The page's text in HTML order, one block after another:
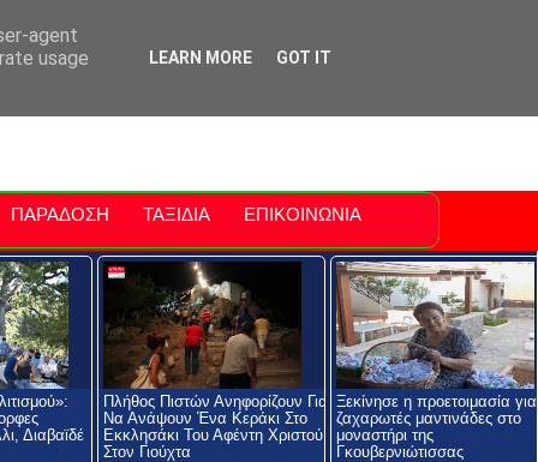
Polis
ΠΑΡΑΔΟΣΗ ΤΑΞΙΔΙΑ ΕΠΙΚΟΙΝΩΝΙΑ
Διαβαϊδέ
Πλήθος Πιστών Ανηφορίζουν Για
Να Ανάψουν Ένα Κεράκι Στο
Εκκλησάκι Του Αφέντη Χριστού
Στον Γιούχτα
Ξεκίνησε η προετοιμασία για
ζαχαρωτές μαντινάδες στο
μοναστήρι της
Γκουβερνιώτισσας
agent
usage
LEARN MORE GOT IT